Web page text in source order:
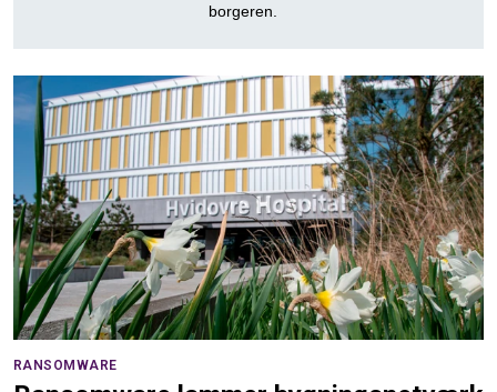
borgeren.
RANSOMWARE